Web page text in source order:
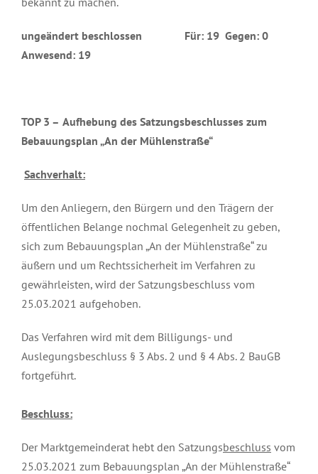
ungeändert beschlossen Für: 19 Gegen: 0
Anwesend: 19
TOP 3 – Aufhebung des Satzungsbeschlusses zum
Bebauungsplan „An der Mühlenstraße“
Sachverhalt:
Um den Anliegern, den Bürgern und den Trägern der
öffentlichen Belange nochmal Gelegenheit zu geben,
sich zum Bebauungsplan „An der Mühlenstraße“ zu
äußern und um Rechtssicherheit im Verfahren zu
gewährleisten, wird der Satzungsbeschluss vom
25.03.2021 aufgehoben.
Das Verfahren wird mit dem Billigungs- und
Auslegungsbeschluss § 3 Abs. 2 und § 4 Abs. 2 BauGB
fortgeführt.
Beschluss:
Der Marktgemeinderat hebt den Satzungsbeschluss vom
25.03.2021 zum Bebauungsplan „An der Mühlenstraße“